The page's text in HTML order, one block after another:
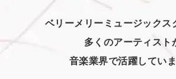
ベリーメリーミュージックス
多くのアーティスト
音楽業界で活躍していま